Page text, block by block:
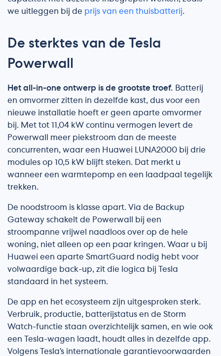
we uitleggen bij de prijs van een thuisbatterij.
De sterktes van de Tesla
Powerwall
Het all-in-one ontwerp is de grootste troef. Batterij
en omvormer zitten in dezelfde kast, dus voor een
nieuwe installatie hoeft er geen aparte omvormer
bij. Met tot 11,04 kW continu vermogen levert de
Powerwall meer piekstroom dan de meeste
concurrenten, waar een Huawei LUNA2000 bij drie
modules op 10,5 kW blijft steken. Dat merkt u
wanneer een warmtepomp en een laadpaal tegelijk
trekken.
De noodstroom is klasse apart. Via de Backup
Gateway schakelt de Powerwall bij een
stroompanne vrijwel naadloos over op de hele
woning, niet alleen op een paar kringen. Waar u bij
Huawei een aparte SmartGuard nodig hebt voor
volwaardige back-up, zit die logica bij Tesla
standaard in het systeem.
De app en het ecosysteem zijn uitgesproken sterk.
Verbruik, productie, batterijstatus en de Storm
Watch-functie staan overzichtelijk samen, en wie ook
een Tesla-wagen laadt, houdt alles in dezelfde app.
Volgens Tesla’s internationale garantievoorwaarden